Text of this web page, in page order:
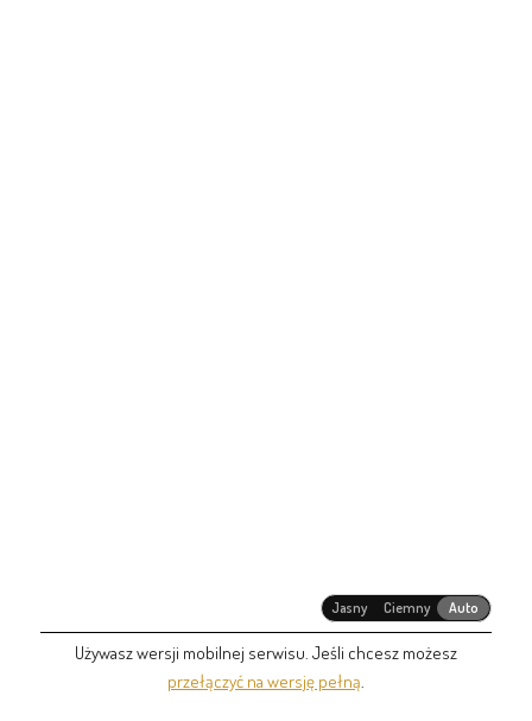
Jasny Ciemny Auto
Używasz wersji mobilnej serwisu. Jeśli chcesz możesz
przełączyć na wersję pełną